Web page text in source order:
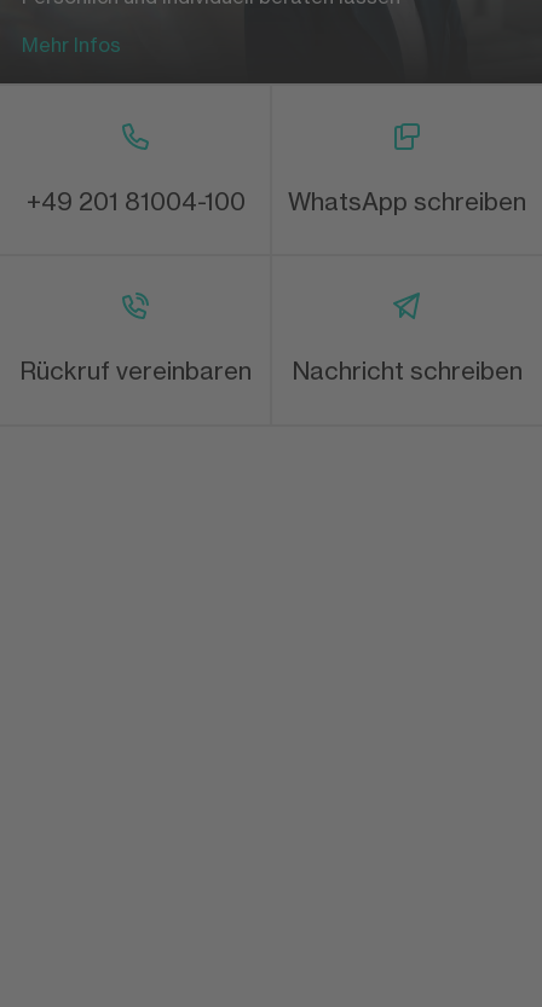
Mehr Infos
+49 201 81004-100 WhatsApp schreiben
Rückruf vereinbaren Nachricht schreiben